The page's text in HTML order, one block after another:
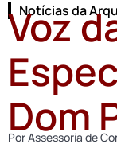
Notícias da
Voz
Dom
PorAssessoria de